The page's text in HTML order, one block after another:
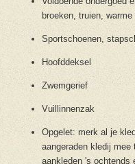
broeken, truien,
Sportschoenen,
Hoofddeksel
Zwemgerief
Vuillinnenzak
Opgelet: merk al je
aangeraden kledij
aankleden 's ochtends